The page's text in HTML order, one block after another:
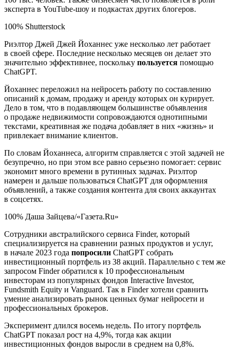
эксперта в YouTube-шоу и подкастах других блогеров.
100% Shutterstock
Риэлтор Джей Джей Йоханнес уже несколько лет работает
в своей сфере. Последние несколько месяцев он делает это
значительно эффективнее, поскольку пользуется помощью
ChatGPT.
Йоханнес переложил на нейросеть работу по составлению
описаний к домам, продажу и аренду которых он курирует.
Дело в том, что в подавляющем большинстве объявления
о продаже недвижимости сопровождаются однотипными
текстами, креативная же подача добавляет в них «жизнь» и
привлекает внимание клиентов.
По словам Йоханнеса, алгоритм справляется с этой задачей не
безупречно, но при этом все равно серьезно помогает: сервис
экономит много времени в рутинных задачах. Риэлтор
намерен и дальше пользоваться ChatGPT для оформления
объявлений, а также создания контента для своих аккаунтах
в соцсетях.
100% Даша Зайцева/«Газета.Ru»
Сотрудники австралийского сервиса Finder, который
специализируется на сравнении разных продуктов и услуг,
в начале 2023 года попросили ChatGPT собрать
инвестиционный портфель из 38 акций. Параллельно с тем же
запросом Finder обратился к 10 профессиональным
инвесторам из популярных фондов Interactive Investor,
Fundsmith Equity и Vanguard. Так в Finder хотели сравнить
умение анализировать рынок ценных бумаг нейросети и
профессиональных брокеров.
Эксперимент длился восемь недель. По итогу портфель
ChatGPT показал рост на 4,9%, тогда как акции
инвестиционных фондов выросли в среднем на 0,8%.